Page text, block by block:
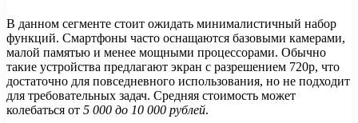
В данном сегменте стоит ожидать минималистичный набор
функций. Смартфоны часто оснащаются базовыми камерами,
малой памятью и менее мощными процессорами. Обычно
такие устройства предлагают экран с разрешением 720p, что
достаточно для повседневного использования, но не подходит
для требовательных задач. Средняя стоимость может
колебаться от 5 000 до 10 000 рублей.